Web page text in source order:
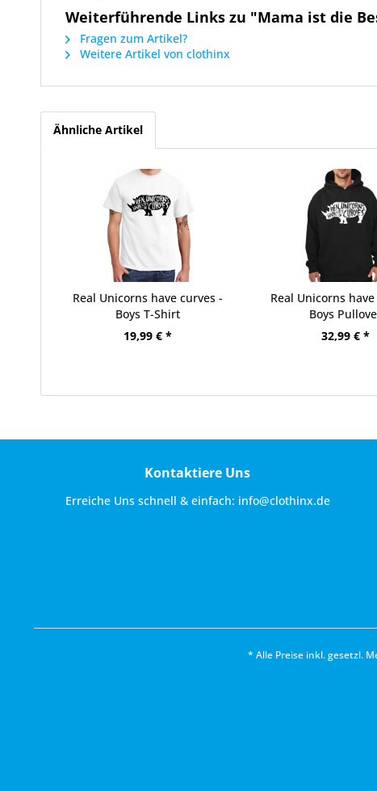
Weiterführende Links zu "Mama ist die
Fragen zum Artikel?
Weitere Artikel von clothinx
Ähnliche Artikel
Real Unicorns have curves -
Boys T-Shirt
19,99 € *
Real Unicorns
Boys
32,99 € *
Kontaktiere Uns
Erreiche Uns schnell & einfach: info@clothinx.de
* Alle Preise inkl. gesetzl.